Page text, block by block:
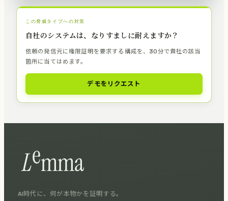
この脅威タイプへの対策
自社のシステムは、なりすましに耐えますか？
依頼の発信元に権限証明を要求する構成を、30分で貴社の該当
箇所に当てはめます。
デモをリクエスト
AI時代に、何が本物かを証明する。